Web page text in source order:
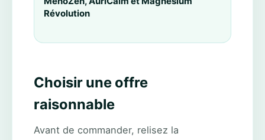
Révolution
Choisir une offre
raisonnable
Avant de commander, relisez la